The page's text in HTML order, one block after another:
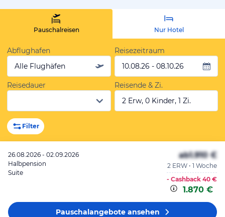
Pauschalreisen Nur Hotel
Abflughafen
Alle Flughäfen
Reisezeitraum
10.08.26 - 08.10.26
Reisedauer
Reisende & Zi.
2 Erw, 0 Kinder, 1 Zi.
Filter
26.08.2026 - 02.09.2026
Halbpension
Suite
ab1.910 €
2 ERW • 1 Woche
- Cashback 40 €
1.870 €
Pauschalangeboteansehen